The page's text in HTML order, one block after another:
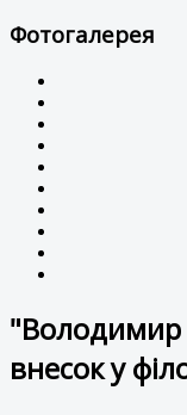
Фотогалерея
"Володимир
внесок у